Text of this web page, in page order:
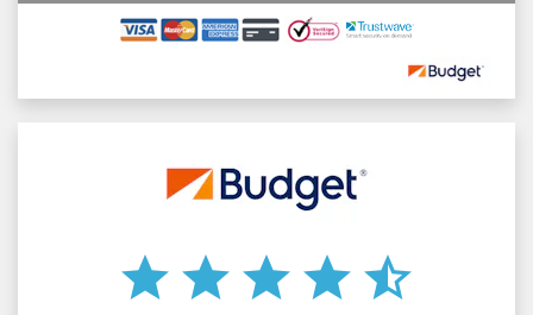
star star star star star_half